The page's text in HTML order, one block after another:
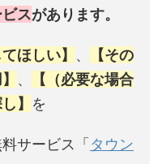
スがあります。
ほしい】 、
【その
、
【（必要な場合
】 を
サービス「タウン